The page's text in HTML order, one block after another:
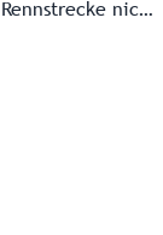
nicht